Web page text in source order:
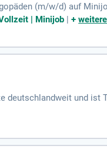
(m/w/d) auf
und Therapieplänen für
interdisziplinäre
Ausbildung
schätzt.
| Minijob |+
deutschlandweit und ist
und Betreuung